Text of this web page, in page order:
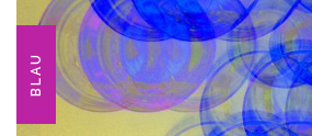
BLAU